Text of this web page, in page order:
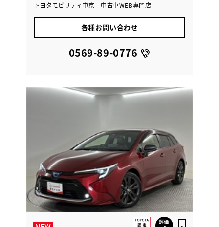
トヨタモビリティ中京 中古車WEB専門店
各種お問い合わせ
0569-89-0776